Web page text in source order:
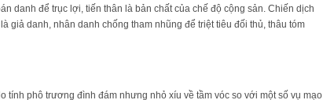
danh để trục lợi, tiến thân là bản chất của chế độ cộng sản. Chiến dịch
giả danh, nhân danh chống tham nhũng để triệt tiêu đối thủ, thâu tóm
tính phô trương đình đám nhưng nhỏ xíu về tầm vóc so với một số vụ mạo